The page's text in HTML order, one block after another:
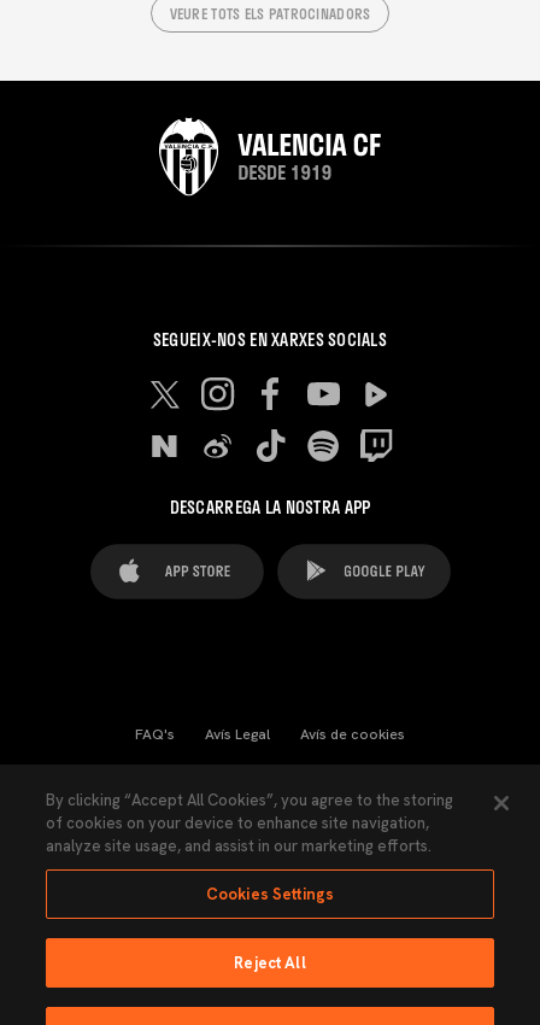
VEURE TOTS ELS PATROCINADORS
SEGUEIX-NOS EN XARXES SOCIALS
DESCARREGA LA NOSTRA APP
FAQ's Avís Legal Avís de cookies
Llei de Transparència Política de Privacitat
Accessibilitat
Ninguna parte de esta página puede ser reproducida sin el permiso del Valencia
By clicking “Accept All Cookies”, you agree to the storing
of cookies on your device to enhance site navigation,
analyze site usage, and assist in our marketing efforts.
Cookies Settings
Reject All